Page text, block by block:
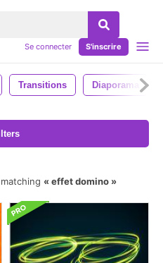
Se connecter S'inscrire
Transitions Diaporama
effet domino